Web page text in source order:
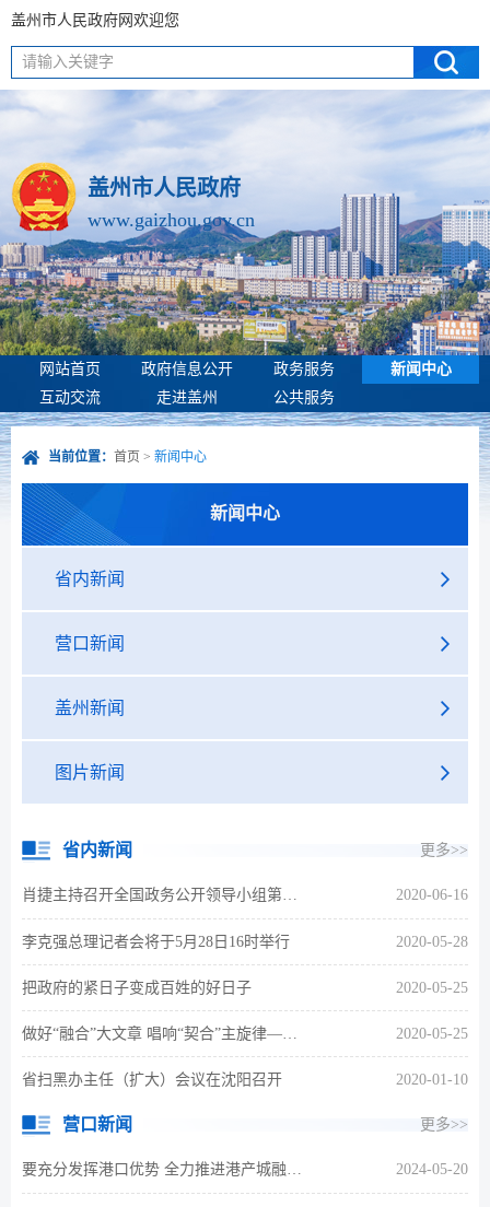
盖州市人民政府网欢迎您
请输入关键字
盖州市人民政府
www.gaizhou.gov.cn
网站首页 政府信息公开 政务服务
新闻中心
互动交流
走进盖州 公共服务
当前位置： 首页 > 新闻中心
新闻中心
省内新闻
营口新闻
盖州新闻
图片新闻
省内新闻 更多>>
肖捷主持召开全国政务公开领导小组第三次会议 2020-06-16
李克强总理记者会将于5月28日16时举行 2020-05-28
把政府的紧日子变成百姓的好日子 2020-05-25
做好“融合”大文章 唱响“契合”主旋律——代表委员聚焦落细落实惠台利民措施 2020-05-25
省扫黑办主任（扩大）会议在沈阳召开 2020-01-10
营口新闻 更多>>
要充分发挥港口优势 全力推进港产城融合发展 2024-05-20